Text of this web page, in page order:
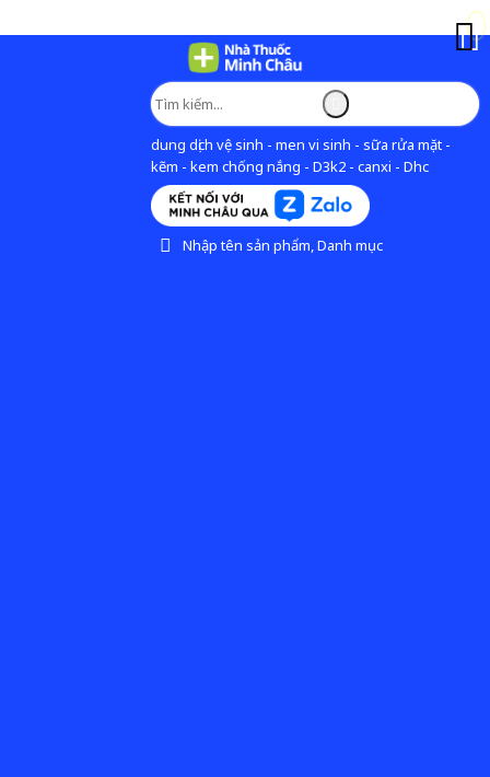
dung dịch vệ sinh - men vi sinh - sữa rửa mặt -
kẽm - kem chống nắng - D3k2 - canxi - Dhc
Nhập tên sản phẩm, Danh mục